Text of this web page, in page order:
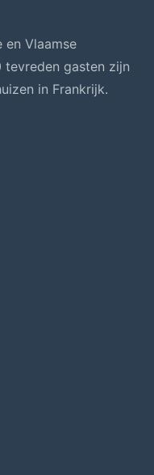
en Vlaamse
tevreden gasten zijn
in Frankrijk.